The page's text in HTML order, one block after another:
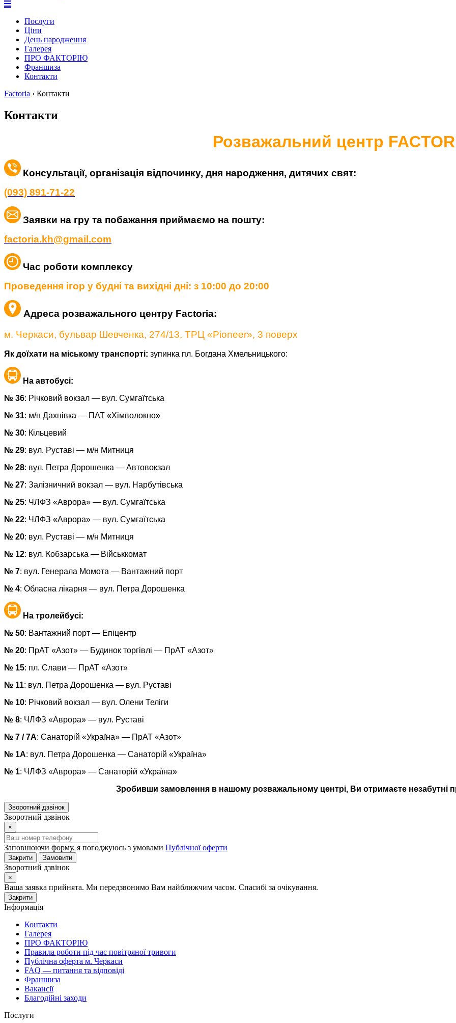
Послуги
Ціни
День народження
Галерея
ПРО ФАКТОРІЮ
Франшиза
Контакти
Factoria › Контакти
Контакти
Розважальний центр
Консультації, організація відпочинку, дня народження, дитячих свят:
(093) 891-71-22
Заявки на гру та побажання приймаємо на пошту:
factoria.kh@gmail.com
Час роботи комплексу
Проведення ігор у будні та вихідні дні: з 10:00 до 20:00
Адреса розважального центру Factoria:
м. Черкаси, ​бульвар Шевченка, 274/13, ТРЦ «Pioneer», 3 поверх
Як доїхати на міському транспорті: зупинка пл. Богдана Хмельницького:
На автобусі:
№ 36: Річковий вокзал — вул. Сумгаїтська
№ 31: м/н Дахнівка — ПАТ «Хімволокно»
№ 30: Кільцевий
№ 29: вул. Руставі — м/н Митниця
№ 28: вул. Петра Дорошенка — Автовокзал
№ 27: Залізничний вокзал — вул. Нарбутівська
№ 25: ЧЛФЗ «Аврора» — вул. Сумгаїтська
№ 22: ЧЛФЗ «Аврора» — вул. Сумгаїтська
№ 20: вул. Руставі — м/н Митниця
№ 12: вул. Кобзарська — Військкомат
№ 7: вул. Генерала Момота — Вантажний порт
№ 4: Обласна лікарня — вул. Петра Дорошенка
На тролейбусі:
№ 50: Вантажний порт — Епіцентр
№ 20: ПрАТ «Азот» — Будинок торгівлі — ПрАТ «Азот»
№ 15: пл. Слави — ПрАТ «Азот»
№ 11: вул. Петра Дорошенка — вул. Руставі
№ 10: Річковий вокзал — вул. Олени Теліги
№ 8: ЧЛФЗ «Аврора» — вул. Руставі
№ 7 / 7А: Санаторій «Україна» — ПрАТ «Азот»
№ 1А: вул. Петра Дорошенка — Санаторій «Україна»
№ 1: ЧЛФЗ «Аврора» — Санаторій «Україна»
Зробивши замовлення в нашому розважальному центрі, Ви отримаєте незабутні
Зворотний дзвінок
Зворотний дзвінок
×
Заповнюючи форму, я погоджуюсь з умовами Публічної оферти
Закрити Замовити
Зворотний дзвінок
×
Ваша заявка прийнята. Ми передзвонимо Вам найближчим часом. Спасибі за очікування.
Закрити
Інформація
Контакти
Галерея
ПРО ФАКТОРІЮ
Правила роботи під час повітряної тривоги
Публічна оферта м. Черкаси
FAQ — питання та відповіді
Франшиза
Вакансії
Благодійні заходи
Послуги